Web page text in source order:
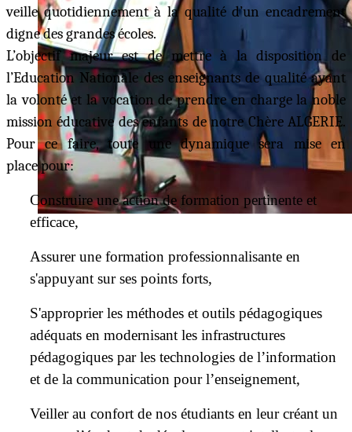
veille quotidiennement à la qualité d’un encadrement
digne des grandes écoles.
L’objectif majeur est de mettre à la disposition de
l’Education Nationale des enseignants de qualité ayant
la volonté et la vocation de prendre en charge la noble
mission éducative des enfants de notre Chère ALGERIE.
Pour ce faire, toute une dynamique sera mise en
place pour:
Construire une action de formation pertinente et
efficace,
Assurer une formation professionnalisante en
s'appuyant sur ses points forts,
S'approprier les méthodes et outils pédagogiques
adéquats en modernisant les infrastructures
pédagogiques par les technologies de l’information
et de la communication pour l’enseignement,
Veiller au confort de nos étudiants en leur créant un